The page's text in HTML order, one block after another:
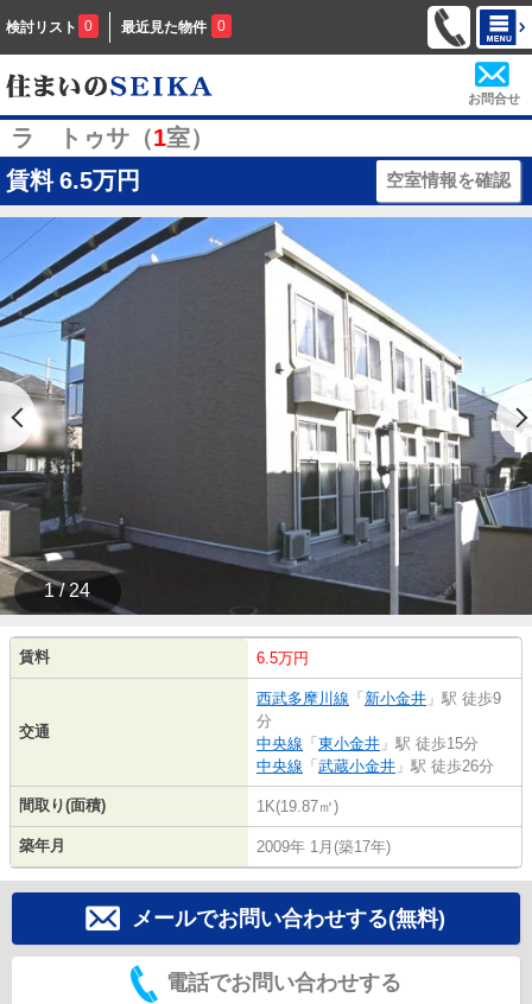
検討リスト 0 最近見た物件 0
お問合せ
ラ トゥサ（1室）
賃料 6.5万円 空室情報を確認
1 / 24
賃料 6.5万円
交通
西武多摩川線 「 新小金井 」駅 徒歩9
分
中央線 「 東小金井 」駅 徒歩15分
中央線 「 武蔵小金井 」駅 徒歩26分
間取り(面積) 1K(19.87㎡)
築年月 2009年 1月(築17年)
メールでお問い合わせする(無料)
電話でお問い合わせする